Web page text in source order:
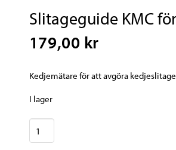
Slitageguide KMC
179,00 kr
Kedjemätare för att avgöra
I lager
Slitageguide
KMC